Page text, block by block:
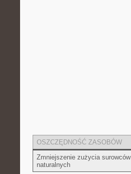
OSZCZĘDNOŚĆ ZASOBÓW
Zmniejszenie zużycia surowców
naturalnych